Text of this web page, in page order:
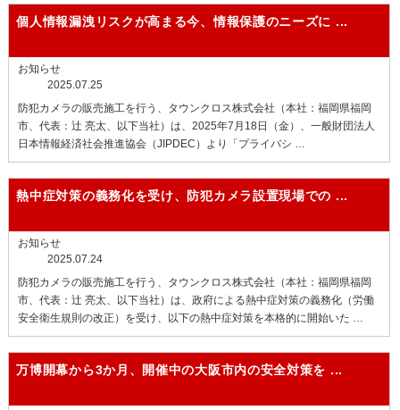
個人情報漏洩リスクが高まる今、情報保護のニーズに ...
お知らせ
2025.07.25
防犯カメラの販売施工を行う、タウンクロス株式会社（本社：福岡県福岡
市、代表：辻 亮太、以下当社）は、2025年7月18日（金）、一般財団法人
日本情報経済社会推進協会（JIPDEC）より「プライバシ …
熱中症対策の義務化を受け、防犯カメラ設置現場での ...
お知らせ
2025.07.24
防犯カメラの販売施工を行う、タウンクロス株式会社（本社：福岡県福岡
市、代表：辻 亮太、以下当社）は、政府による熱中症対策の義務化（労働
安全衛生規則の改正）を受け、以下の熱中症対策を本格的に開始いた …
万博開幕から3か月、開催中の大阪市内の安全対策を ...